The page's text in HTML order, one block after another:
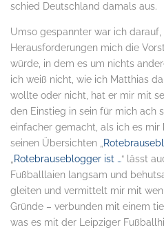
schied Deutschland damals aus.
Umso gespannter war ich
Herausforderungen mich die
würde, in dem es um nichts
ich weiß nicht, wie ich Matthias
wollte oder nicht, hat er mir mit
den Einstieg in sein für mich ach
einfacher gemacht, als ich es mir
seinen Übersichten „
Rotebrauseblogger ist …“ lässt
Fußballlaien langsam und
gleiten und vermittelt mir mit
Gründe – verbunden mit einem
was es mit der Leipziger